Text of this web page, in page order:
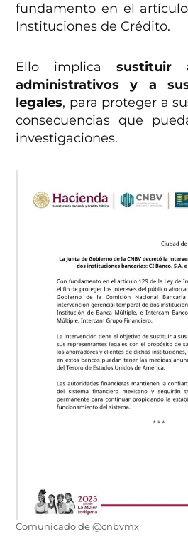
fundamento en el
Instituciones de Crédito.
Ello implicasustituir
administrativos y a
legales, para proteger a
consecuencias que
investigaciones.
Comunicado de @cnbvmx